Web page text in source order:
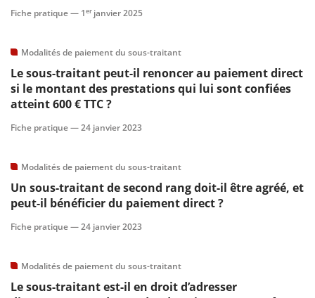
Fiche pratique — 1er janvier 2025
Modalités de paiement du sous-traitant
Le sous-traitant peut-il renoncer au paiement direct
si le montant des prestations qui lui sont confiées
atteint 600 € TTC ?
Fiche pratique —24 janvier 2023
Modalités de paiement du sous-traitant
Un sous-traitant de second rang doit-il être agréé, et
peut-il bénéficier du paiement direct ?
Fiche pratique —24 janvier 2023
Modalités de paiement du sous-traitant
Le sous-traitant est-il en droit d’adresser